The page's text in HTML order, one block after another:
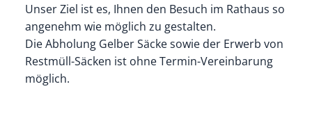
Unser Ziel ist es, Ihnen den Besuch im Rathaus so
angenehm wie möglich zu gestalten.
Die Abholung Gelber Säcke sowie der Erwerb von
Restmüll-Säcken ist ohne Termin-Vereinbarung
möglich.